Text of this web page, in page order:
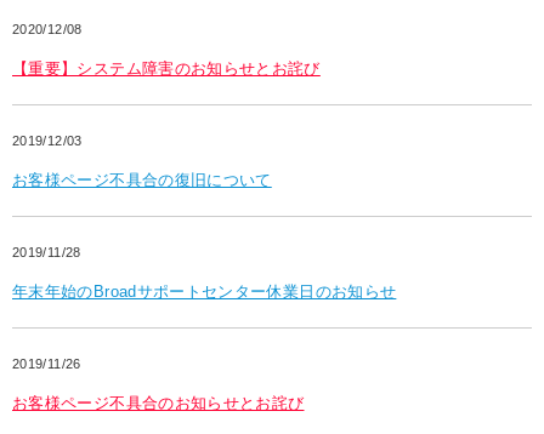
2020/12/08
【重要】システム障害のお知らせとお詫び
2019/12/03
お客様ページ不具合の復旧について
2019/11/28
年末年始のBroadサポートセンター休業日のお知らせ
2019/11/26
お客様ページ不具合のお知らせとお詫び